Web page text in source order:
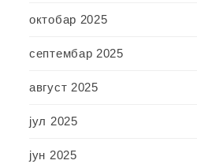
октобар 2025
септембар 2025
август 2025
јул 2025
јун 2025